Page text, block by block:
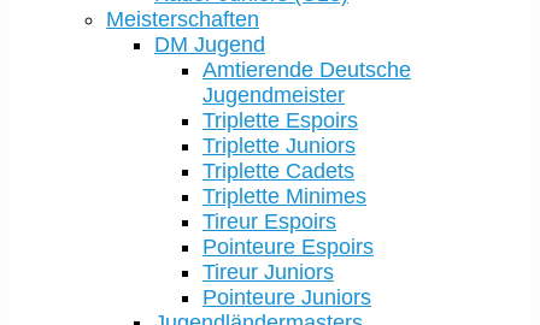
Meisterschaften
DM Jugend
Amtierende Deutsche
Jugendmeister
Triplette Espoirs
Triplette Juniors
Triplette Cadets
Triplette Minimes
Tireur Espoirs
Pointeure Espoirs
Tireur Juniors
Pointeure Juniors